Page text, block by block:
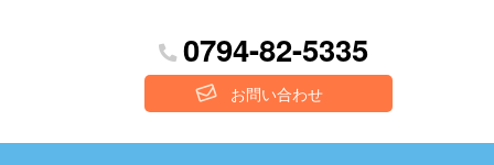
0794-82-5335
お問い合わせ